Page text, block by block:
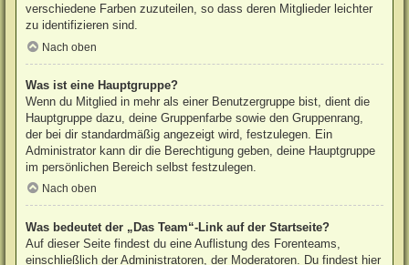
verschiedene Farben zuzuteilen, so dass deren Mitglieder leichter
zu identifizieren sind.
Nach oben
Was ist eine Hauptgruppe?
Wenn du Mitglied in mehr als einer Benutzergruppe bist, dient die
Hauptgruppe dazu, deine Gruppenfarbe sowie den Gruppenrang,
der bei dir standardmäßig angezeigt wird, festzulegen. Ein
Administrator kann dir die Berechtigung geben, deine Hauptgruppe
im persönlichen Bereich selbst festzulegen.
Nach oben
Was bedeutet der „Das Team“-Link auf der Startseite?
Auf dieser Seite findest du eine Auflistung des Forenteams,
einschließlich der Administratoren, der Moderatoren. Du findest hier